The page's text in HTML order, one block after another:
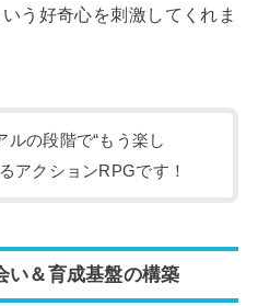
う好奇心を刺激してくれま
ルの段階で“もう楽し
アクションRPGです！
い＆育成基盤の構築